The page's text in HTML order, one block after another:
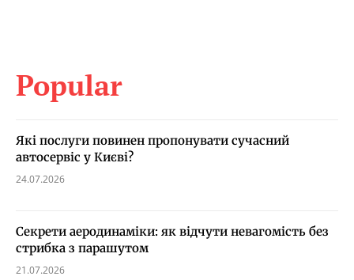
Popular
Які послуги повинен пропонувати сучасний
автосервіс у Києві?
24.07.2026
Секрети аеродинаміки: як відчути невагомість без
стрибка з парашутом
21.07.2026